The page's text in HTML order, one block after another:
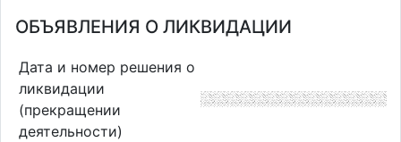
ОБЪЯВЛЕНИЯ О ЛИКВИДАЦИИ
Дата и номер решения о
ликвидации
(прекращении
деятельности)